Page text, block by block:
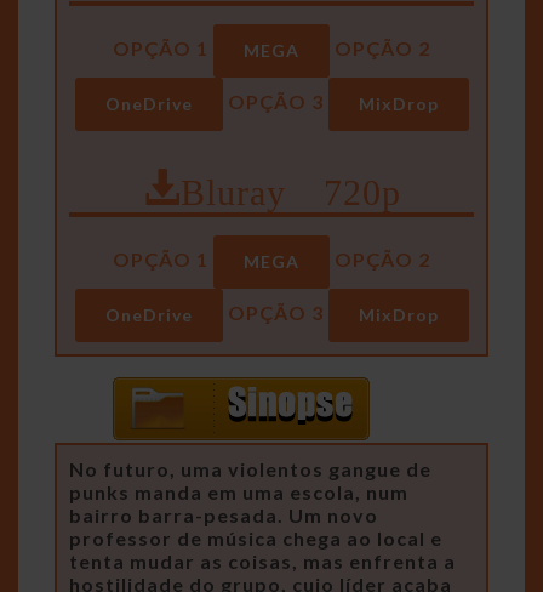
OPÇÃO 1 MEGA OPÇÃO 2
OneDrive OPÇÃO 3 MixDrop
Bluray 720p
OPÇÃO 1 MEGA OPÇÃO 2
OneDrive OPÇÃO 3 MixDrop
No futuro, uma violentos gangue de
punks manda em uma escola, num
bairro barra-pesada. Um novo
professor de música chega ao local e
tenta mudar as coisas, mas enfrenta a
hostilidade do grupo, cujo líder acaba